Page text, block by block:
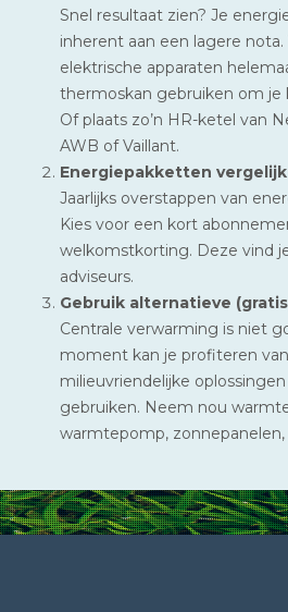
Snel resultaat zien? Je
inherent aan een lagere
elektrische apparaten
thermoskan gebruiken om je
Of plaats zo’n HR-ketel van
AWB of Vaillant.
Energiepakketten
Jaarlijks overstappen van
Kies voor een kort
welkomstkorting. Deze vind
adviseurs.
Gebruik alternatieve
Centrale verwarming is niet
moment kan je profiteren
milieuvriendelijke
gebruiken. Neem nou
warmtepomp, zonnepanelen,